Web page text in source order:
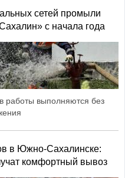
сетей промыли
с начала года
работы выполняются без
в Южно-Сахалинске:
комфортный вывоз